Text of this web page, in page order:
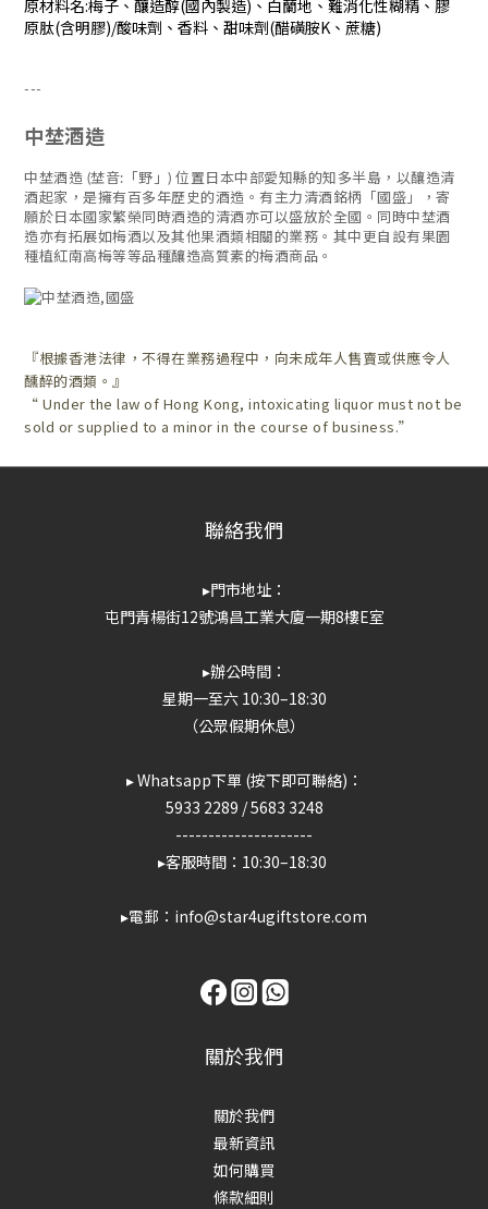
原材料名:梅子、釀造醇(國內製造)、白蘭地、難消化性糊精、膠
原肽(含明膠)/酸味劑、香料、甜味劑(醋磺胺K、蔗糖)
---
中埜酒造
中埜酒造 (埜音:「野」) 位置日本中部愛知縣的知多半島，以釀造清
酒起家，是擁有百多年歷史的酒造。有主力清酒銘柄「國盛」，寄
願於日本國家繁榮同時酒造的清酒亦可以盛放於全國。同時中埜酒
造亦有拓展如梅酒以及其他果酒類相關的業務。其中更自設有果園
種植紅南高梅等等品種釀造高質素的梅酒商品。
『根據香港法律，不得在業務過程中，向未成年人售賣或供應令人
醺醉的酒類。』
“ Under the law of Hong Kong, intoxicating liquor must not be
sold or supplied to a minor in the course of business.”
聯絡我們
▸門市地址：
屯門青楊街12號鴻昌工業大廈一期8樓E室
▸辦公時間：
星期一至六 10:30–18:30
（公眾假期休息）
▸ Whatsapp下單 (按下即可聯絡)：
5933 2289 /5683 3248
---------------------
▸客服時間：10:30–18:30
▸電郵：info@star4ugiftstore.com
關於我們
關於我們
最新資訊
如何購買
條款細則